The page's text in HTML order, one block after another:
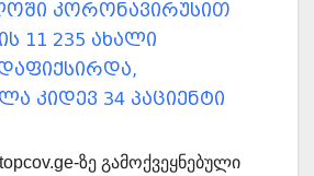
კორონავირუსით
11 235 ახალი
კიდევ 34 პაციენტი
ზე გამოქვეყნებული